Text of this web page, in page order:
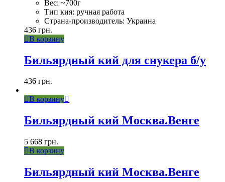
Вес: ~700г
Тип кия: ручная работа
Страна-производитель: Украина
436 грн.
В корзину
Бильярдный кий для снукера б/у
436 грн.
В корзину
Бильярдный кий Москва.Венге
5 668 грн.
В корзину
Бильярдный кий Москва.Венге